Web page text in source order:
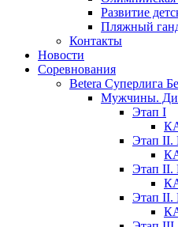
Развитие
Пляжный
Контакты
Новости
Соревнования
Betera Суперлига
Мужчины.
Этап I
Этап II.
Этап II.
Этап II.